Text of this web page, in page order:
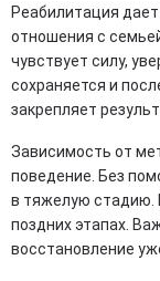
Реабилитация
отношения с
чувствует силу,
сохраняется и
закрепляет
Зависимость от
поведение. Без
в тяжелую стадию.
поздних этапах.
восстановление